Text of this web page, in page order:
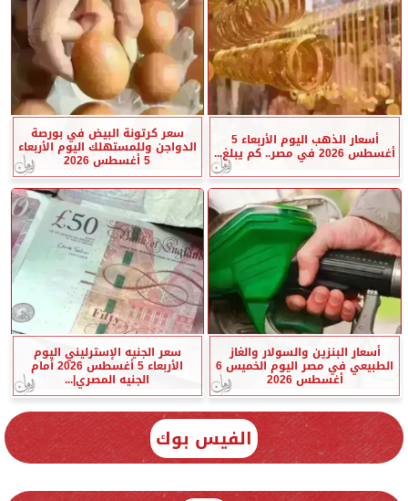
أسعار الذهب اليوم الأربعاء 5
أغسطس 2026 في مصر.. كم يبلغ...
سعر كرتونة البيض في بورصة
الدواجن وللمستهلك اليوم الأربعاء
5 أغسطس 2026
أسعار البنزين والسولار والغاز
الطبيعي في مصر اليوم الخميس 6
أغسطس 2026
سعر الجنيه الإسترليني اليوم
الأربعاء 5 أغسطس 2026 أمام
الجنيه المصري|...
الفيس بوك